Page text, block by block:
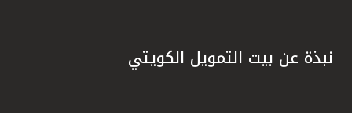
نبذة عن بيت التمويل الكويتي